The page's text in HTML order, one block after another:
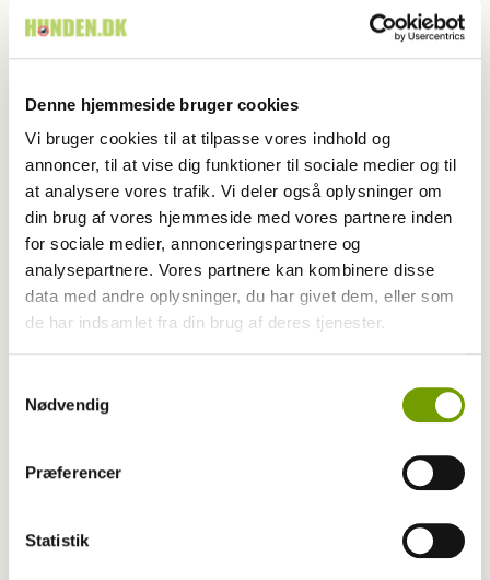
Denne hjemmeside bruger cookies
Vi bruger cookies til at tilpasse vores indhold og
annoncer, til at vise dig funktioner til sociale medier og til
at analysere vores trafik. Vi deler også oplysninger om
din brug af vores hjemmeside med vores partnere inden
for sociale medier, annonceringspartnere og
analysepartnere. Vores partnere kan kombinere disse
data med andre oplysninger, du har givet dem, eller som
de har indsamlet fra din brug af deres tjenester.
Nødvendig
Præferencer
Statistik
Britisk racedebat handler ikke om nyt
forbud
Adfærd